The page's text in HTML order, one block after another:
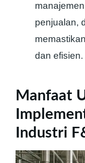
penjualan,
dan efisien.
Manfaat
Industri